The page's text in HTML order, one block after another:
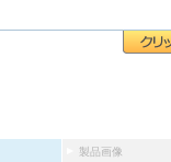
製品画像